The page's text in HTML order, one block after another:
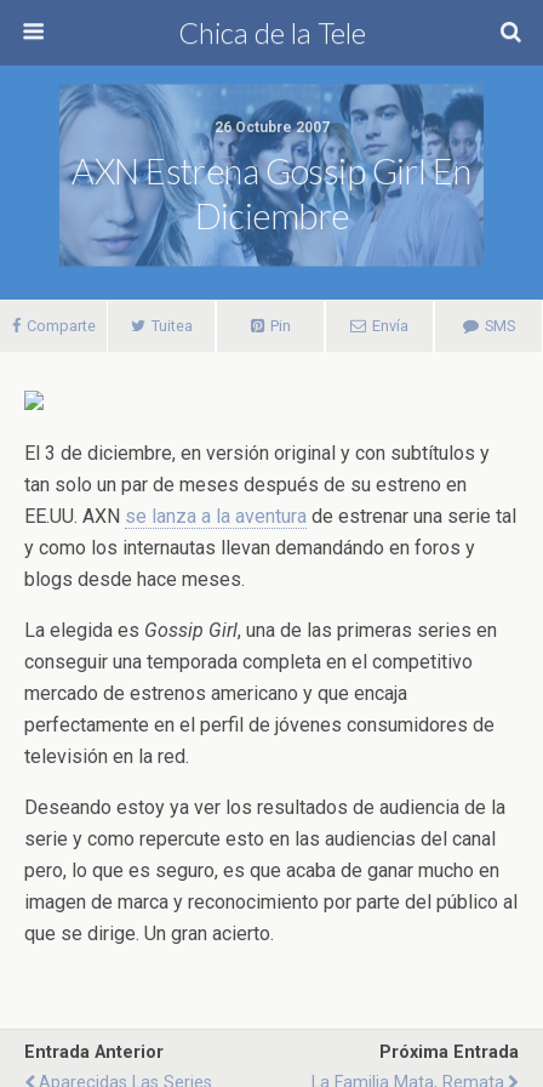
Chica de la Tele
26 Octubre 2007
AXN Estrena Gossip Girl En
Diciembre
Comparte Tuitea Pin Envía SMS
El 3 de diciembre, en versión original y con subtítulos y
tan solo un par de meses después de su estreno en
EE.UU. AXN se lanza a la aventura de estrenar una serie tal
y como los internautas llevan demandándo en foros y
blogs desde hace meses.
La elegida es Gossip Girl, una de las primeras series en
conseguir una temporada completa en el competitivo
mercado de estrenos americano y que encaja
perfectamente en el perfil de jóvenes consumidores de
televisión en la red.
Deseando estoy ya ver los resultados de audiencia de la
serie y como repercute esto en las audiencias del canal
pero, lo que es seguro, es que acaba de ganar mucho en
imagen de marca y reconocimiento por parte del público al
que se dirige. Un gran acierto.
Entrada Anterior
Aparecidas Las Series
Próxima Entrada
La Familia Mata, Remata